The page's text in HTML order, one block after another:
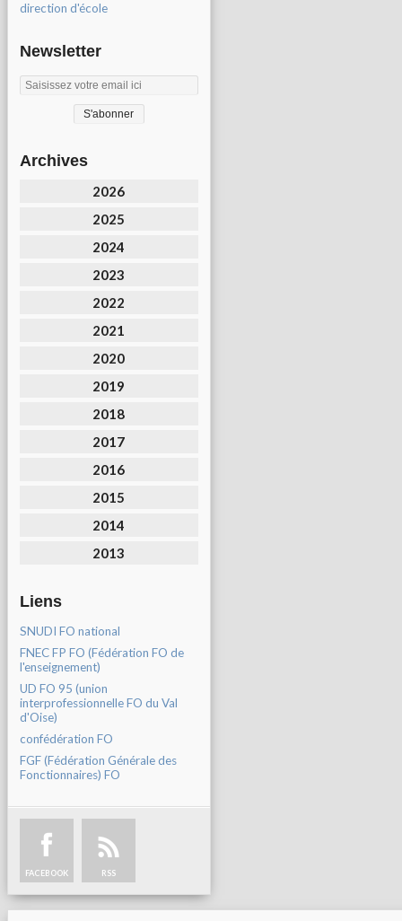
direction d'école
Newsletter
Archives
2026
2025
2024
2023
2022
2021
2020
2019
2018
2017
2016
2015
2014
2013
Liens
SNUDI FO national
FNEC FP FO (Fédération FO de
l'enseignement)
UD FO 95 (union
interprofessionnelle FO du Val
d'Oise)
confédération FO
FGF (Fédération Générale des
Fonctionnaires) FO
FACEBOOK RSS